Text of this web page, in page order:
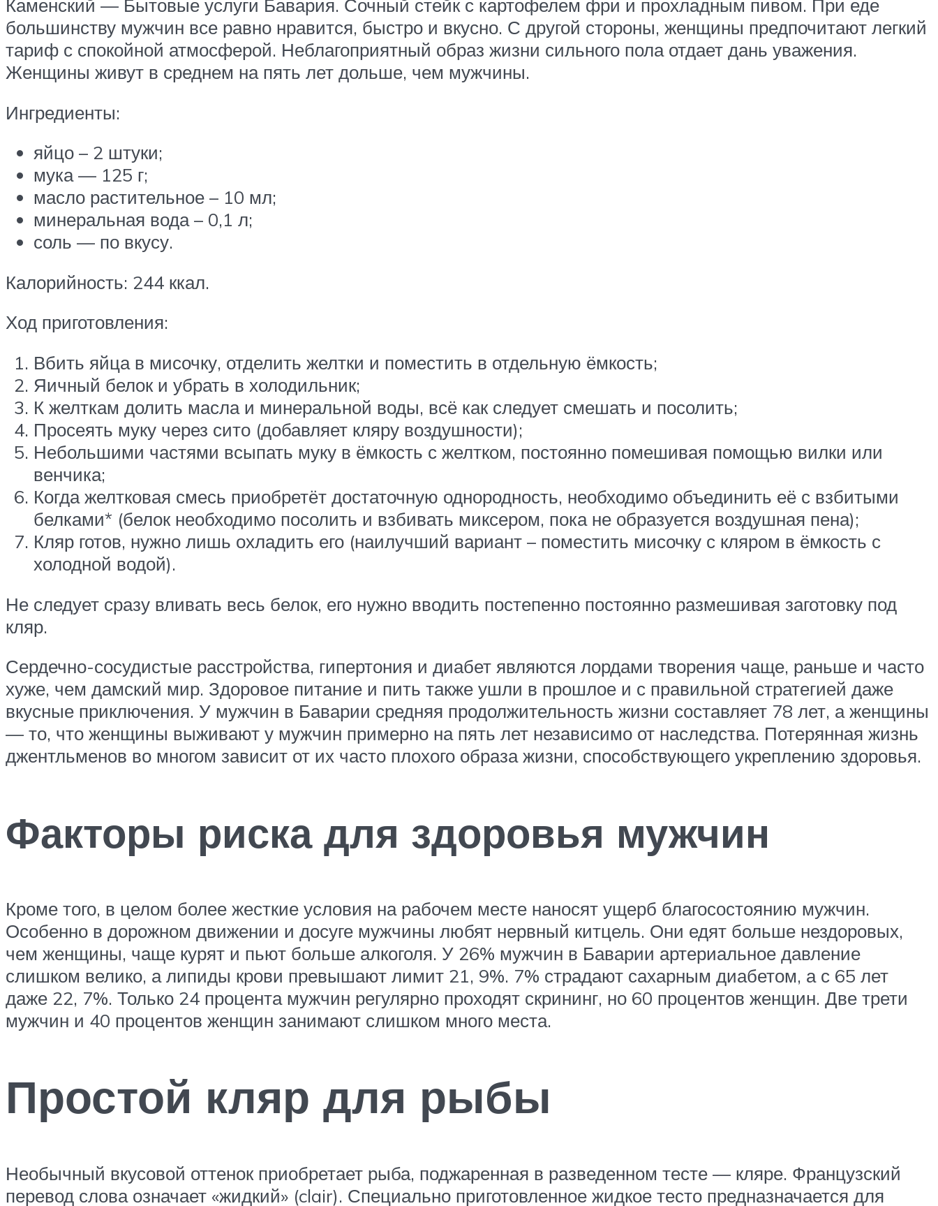
Каменский — Бытовые услуги Бавария. Сочный стейк с картофелем фри и прохладным пивом. При еде
большинству мужчин все равно нравится, быстро и вкусно. С другой стороны, женщины предпочитают легкий
тариф с спокойной атмосферой. Неблагоприятный образ жизни сильного пола отдает дань уважения.
Женщины живут в среднем на пять лет дольше, чем мужчины.
Ингредиенты:
яйцо – 2 штуки;
мука — 125 г;
масло растительное – 10 мл;
минеральная вода – 0,1 л;
соль — по вкусу.
Калорийность: 244 ккал.
Ход приготовления:
Вбить яйца в мисочку, отделить желтки и поместить в отдельную ёмкость;
Яичный белок и убрать в холодильник;
К желткам долить масла и минеральной воды, всё как следует смешать и посолить;
Просеять муку через сито (добавляет кляру воздушности);
Небольшими частями всыпать муку в ёмкость с желтком, постоянно помешивая помощью вилки или
венчика;
Когда желтковая смесь приобретёт достаточную однородность, необходимо объединить её с взбитыми
белками* (белок необходимо посолить и взбивать миксером, пока не образуется воздушная пена);
Кляр готов, нужно лишь охладить его (наилучший вариант – поместить мисочку с кляром в ёмкость с
холодной водой).
Не следует сразу вливать весь белок, его нужно вводить постепенно постоянно размешивая заготовку под
кляр.
Сердечно-сосудистые расстройства, гипертония и диабет являются лордами творения чаще, раньше и часто
хуже, чем дамский мир. Здоровое питание и пить также ушли в прошлое и с правильной стратегией даже
вкусные приключения. У мужчин в Баварии средняя продолжительность жизни составляет 78 лет, а женщины
— то, что женщины выживают у мужчин примерно на пять лет независимо от наследства. Потерянная жизнь
джентльменов во многом зависит от их часто плохого образа жизни, способствующего укреплению здоровья.
Факторы риска для здоровья мужчин
Кроме того, в целом более жесткие условия на рабочем месте наносят ущерб благосостоянию мужчин.
Особенно в дорожном движении и досуге мужчины любят нервный китцель. Они едят больше нездоровых,
чем женщины, чаще курят и пьют больше алкоголя. У 26% мужчин в Баварии артериальное давление
слишком велико, а липиды крови превышают лимит 21, 9%. 7% страдают сахарным диабетом, а с 65 лет
даже 22, 7%. Только 24 процента мужчин регулярно проходят скрининг, но 60 процентов женщин. Две трети
мужчин и 40 процентов женщин занимают слишком много места.
Простой кляр для рыбы
Необычный вкусовой оттенок приобретает рыба, поджаренная в разведенном тесте — кляре. Французский
перевод слова означает «жидкий» (clair). Специально приготовленное жидкое тесто предназначается для